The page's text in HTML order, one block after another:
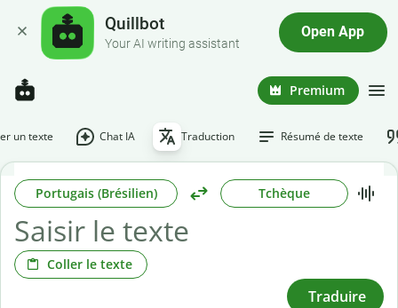
Quillbot
Your AI writing assistant
Open App
Premium
un texte Chat IA Traduction Résumé de texte
Portugais (Brésilien) Tchèque
Coller le texte
Traduire